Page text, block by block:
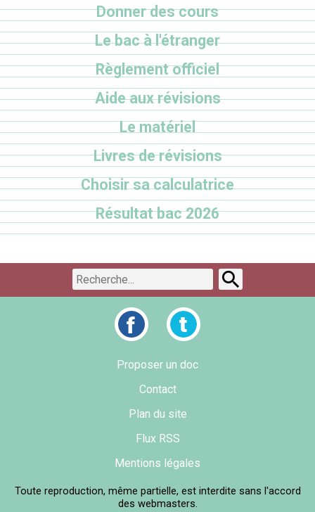
Donner des cours
Le bac à l'étranger
Règlement officiel
Aide aux révisions
Le matériel
Livres de révisions
Choisir sa calculatrice
Résultat bac 2026
Proposer un doc
Contact
Plan du site
Flux RSS
Mentions légales
Toute reproduction, même partielle, est interdite sans l'accord
des webmasters.